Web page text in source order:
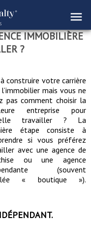
IMMOBILIÈRE
?
construire votre carrière
mais vous ne
pas comment choisir la
entreprise pour
travailler ? La
étape consiste à
si vous préférez
avec une agence de
ou une agence
(souvent
« boutique »).